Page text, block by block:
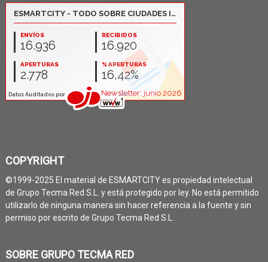
COPYRIGHT
©1999-2025 El material de ESMARTCITY es propiedad intelectual
de Grupo Tecma Red S.L. y está protegido por ley. No está permitido
utilizarlo de ninguna manera sin hacer referencia a la fuente y sin
permiso por escrito de Grupo Tecma Red S.L.
SOBRE GRUPO TECMA RED